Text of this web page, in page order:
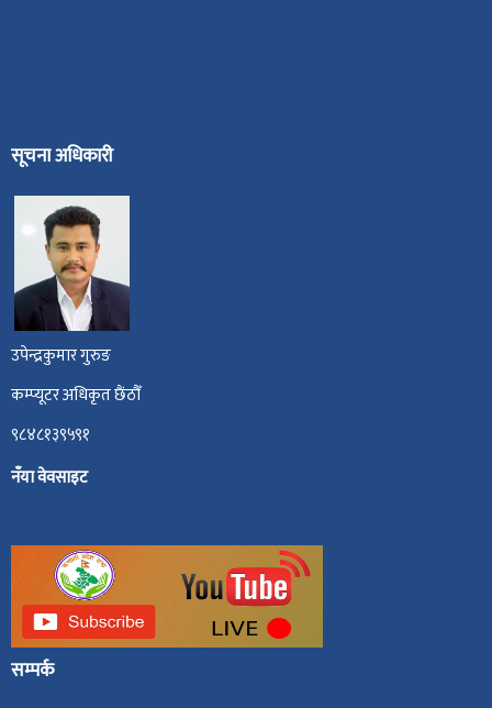
सूचना अधिकारी
उपेन्द्रकुमार गुरुङ
कम्प्यूटर अधिकृत छैंठौँ
९८४८१३९५९१
नँया वेवसाइट
सम्पर्क